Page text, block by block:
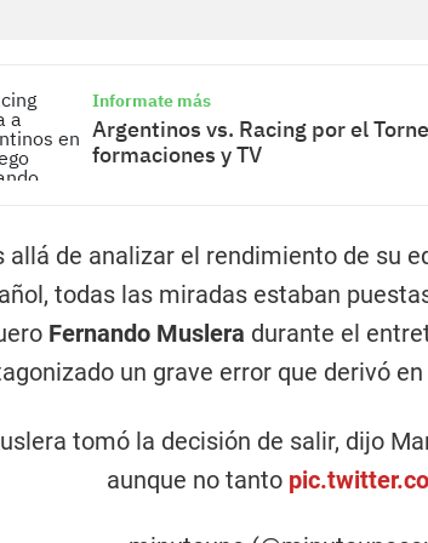
Informate más
Argentinos vs. Racing por el
formaciones y TV
allá de analizar el rendimiento de su
todas las miradas estaban
Fernando Muslera durante el
un grave error que derivó
tomó la decisión de salir, dijo
aunque no tanto